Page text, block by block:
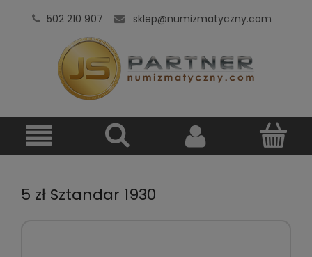
502 210 907 sklep@numizmatyczny.com
5 zł Sztandar 1930